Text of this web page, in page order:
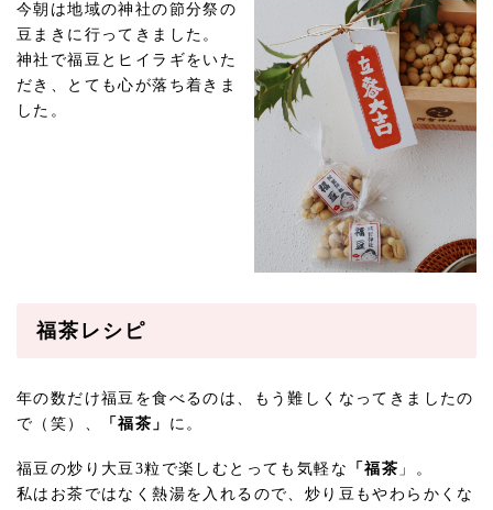
今朝は地域の神社の節分祭の
豆まきに行ってきました。
神社で福豆とヒイラギをいた
だき、とても心が落ち着きま
した。
福茶レシピ
年の数だけ福豆を食べるのは、もう難しくなってきましたの
で（笑）、
「福茶」 に。
福豆の炒り大豆3粒で楽しむとっても気軽な 「福茶 」。
私はお茶ではなく熱湯を入れるので、炒り豆もやわらかくな